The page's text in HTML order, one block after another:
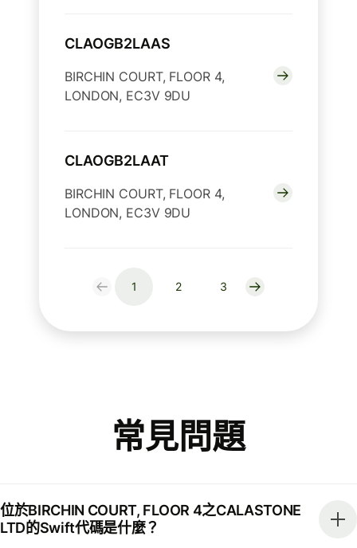
CLAOGB2LAAS
BIRCHIN COURT, FLOOR 4,
LONDON, EC3V 9DU
CLAOGB2LAAT
BIRCHIN COURT, FLOOR 4,
LONDON, EC3V 9DU
1 2 3
常見問題
位於BIRCHIN COURT, FLOOR 4之CALASTONE
LTD的Swift代碼是什麼？